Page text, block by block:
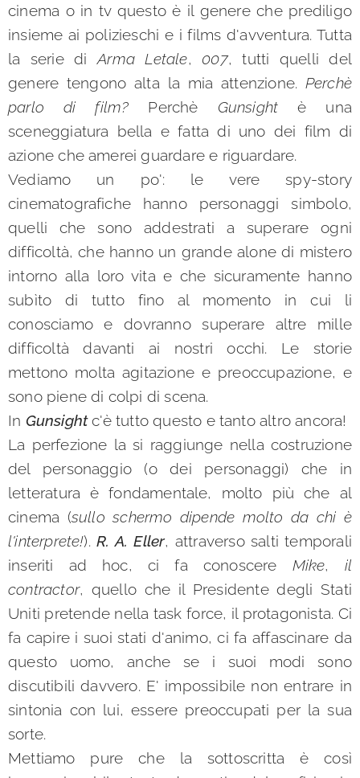
cinema o in tv questo è il genere che prediligo
insieme ai polizieschi e i films d'avventura. Tutta
la serie diArma Letale, 007, tutti quelli del
genere tengono alta la mia attenzione. Perchè
parlo di film? Perchè Gunsight è una
sceneggiatura bella e fatta di uno dei film di
azione che amerei guardare e riguardare.
Vediamo un po': le vere spy-story
cinematografiche hanno personaggi simbolo,
quelli che sono addestrati a superare ogni
difficoltà, che hanno un grande alone di mistero
intorno alla loro vita e che sicuramente hanno
subìto di tutto fino al momento in cui li
conosciamo e dovranno superare altre mille
difficoltà davanti ai nostri occhi. Le storie
mettono molta agitazione e preoccupazione, e
sono piene di colpi di scena.
In Gunsightc'è tutto questo e tanto altro ancora!
La perfezione la si raggiunge nella costruzione
del personaggio (o dei personaggi) che in
letteratura è fondamentale, molto più che al
cinema (sullo schermo dipende molto da chi è
l'interprete!).R. A. Eller, attraverso salti temporali
inseriti ad hoc, ci fa conoscere Mike, il
contractor, quello che il Presidente degli Stati
Uniti pretende nella task force, il protagonista. Ci
fa capire i suoi stati d'animo, ci fa affascinare da
questo uomo, anche se i suoi modi sono
discutibili davvero. E' impossibile non entrare in
sintonia con lui, essere preoccupati per la sua
sorte.
Mettiamo pure che la sottoscritta è così